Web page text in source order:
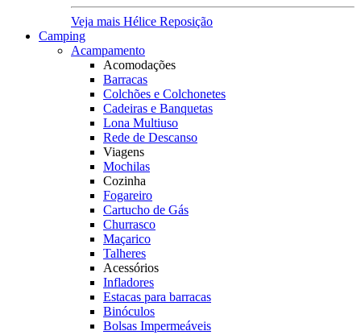
Veja mais Hélice Reposição
Camping
Acampamento
Acomodações
Barracas
Colchões e Colchonetes
Cadeiras e Banquetas
Lona Multiuso
Rede de Descanso
Viagens
Mochilas
Cozinha
Fogareiro
Cartucho de Gás
Churrasco
Maçarico
Talheres
Acessórios
Infladores
Estacas para barracas
Binóculos
Bolsas Impermeáveis